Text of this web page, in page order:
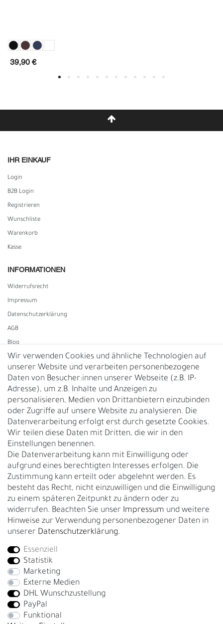
39,90 €
IHR EINKAUF
Login
B2B Login
Registrieren
Wunschliste
Warenkorb
Kasse
INFORMATIONEN
Widerrufs­recht
Impressum
Daten­schutz­erklärung
AGB
Blog
Vertrag widerrufen
UNTERNEHMEN
Nachhaltigkeit
Kontakt
Über uns
Rückgabe
Gürtelgröße messen
Garantie
GESCHÄFTSKUNDEN & HÄNDLER
B2B Geschäftskunden
Bei Fragen wenden Sie sich direkt an unser Service-Team.
+4917663727338
Montag - Freitag, 09:00 - 14:00
info@fronhofer.com
Gürtelmanufaktur Fronhofer, 93053 Regensburg, Nelkenweg 3b
Wir verwenden Cookies und ähnliche Technologien auf
unserer Website und verarbeiten personenbezogene
Daten von Besucher:innen unserer Webseite (z.B. IP-
Adresse), um z.B. Inhalte und Anzeigen zu
personalisieren, Medien von Drittanbietern einzubinden
oder Zugriffe auf unsere Website zu analysieren. Die
Datenverarbeitung erfolgt erst durch gesetzte Cookies.
Wir teilen diese Daten mit Dritten, die wir in den
Einstellungen benennen.
Die Datenverarbeitung kann mit Einwilligung oder
aufgrund eines berechtigten Interesses erfolgen. Die
Zustimmung kann erteilt oder abgelehnt werden. Es
besteht das Recht, nicht einzuwilligen und die Einwilligung
zu einem späteren Zeitpunkt zu ändern oder zu
widerrufen. Beachten Sie unser Impressum und weitere
Hinweise zur Verwendung personenbezogener Daten in
unserer Daten­schutz­erklärung.
Essenziell
Statistik
Marketing
Externe Medien
DHL Wunschzustellung
PayPal
Funktional